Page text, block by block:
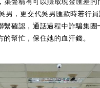
，更交代吳男匯款時若行員
確認，通話過程中詐騙集
幫忙，保住她的血汗錢。